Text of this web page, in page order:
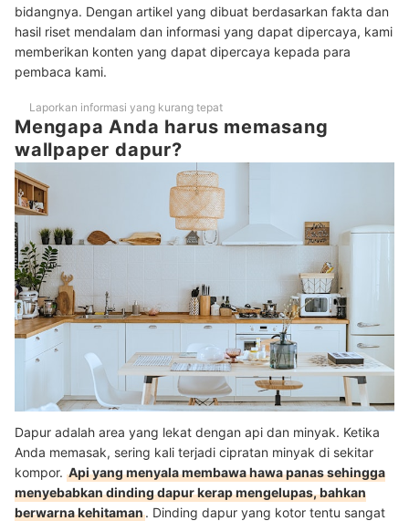
Kesimpulan
bidangnya. Dengan artikel yang dibuat berdasarkan fakta dan
hasil riset mendalam dan informasi yang dapat dipercaya, kami
memberikan konten yang dapat dipercaya kepada para
pembaca kami.
Laporkan informasi yang kurang tepat
Mengapa Anda harus memasang
wallpaper dapur?
Dapur adalah area yang lekat dengan api dan minyak. Ketika
Anda memasak, sering kali terjadi cipratan minyak di sekitar
kompor. Api yang menyala membawa hawa panas sehingga
menyebabkan dinding dapur kerap mengelupas, bahkan
berwarna kehitaman. Dinding dapur yang kotor tentu sangat